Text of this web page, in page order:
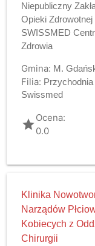
Niepubliczny
Opieki Zdrowotnej
SWISSMED
Zdrowia
Gmina: M.
Filia: Przychodnia
Swissmed
gradeOcena:
0.0
Klinika
Narządów
Kobiecych z
Chirurgii